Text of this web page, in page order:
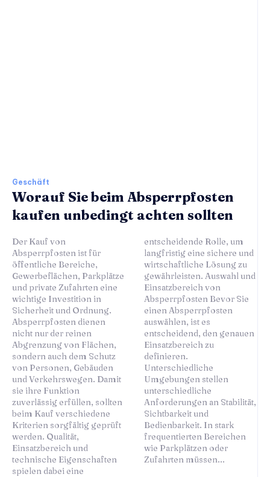
Geschäft
Worauf Sie beim Absperrpfosten
kaufen unbedingt achten sollten
Der Kauf von
Absperrpfosten ist für
öffentliche Bereiche,
Gewerbeflächen, Parkplätze
und private Zufahrten eine
wichtige Investition in
Sicherheit und Ordnung.
Absperrpfosten dienen
nicht nur der reinen
Abgrenzung von Flächen,
sondern auch dem Schutz
von Personen, Gebäuden
und Verkehrswegen. Damit
sie ihre Funktion
zuverlässig erfüllen, sollten
beim Kauf verschiedene
Kriterien sorgfältig geprüft
werden. Qualität,
Einsatzbereich und
technische Eigenschaften
spielen dabei eine
entscheidende Rolle, um
langfristig eine sichere und
wirtschaftliche Lösung zu
gewährleisten. Auswahl und
Einsatzbereich von
Absperrpfosten Bevor Sie
einen Absperrpfosten
auswählen, ist es
entscheidend, den genauen
Einsatzbereich zu
definieren.
Unterschiedliche
Umgebungen stellen
unterschiedliche
Anforderungen an Stabilität,
Sichtbarkeit und
Bedienbarkeit. In stark
frequentierten Bereichen
wie Parkplätzen oder
Zufahrten müssen...